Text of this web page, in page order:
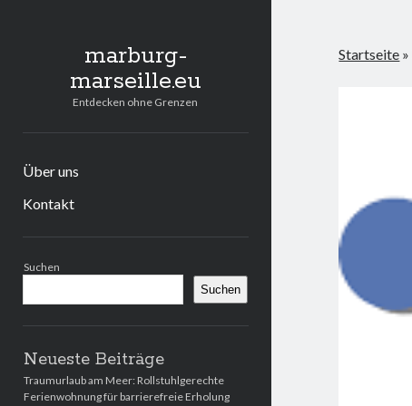
marburg-
marseille.eu
Entdecken ohne Grenzen
Über uns
Kontakt
Suchen
Suchen
Neueste Beiträge
Traumurlaub am Meer: Rollstuhlgerechte
Ferienwohnung für barrierefreie Erholung
Startseite »